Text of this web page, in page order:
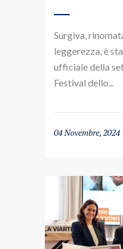
Surgiva,
leggerezza, è
ufficiale della
Festival dello...
04 Novembre, 2024